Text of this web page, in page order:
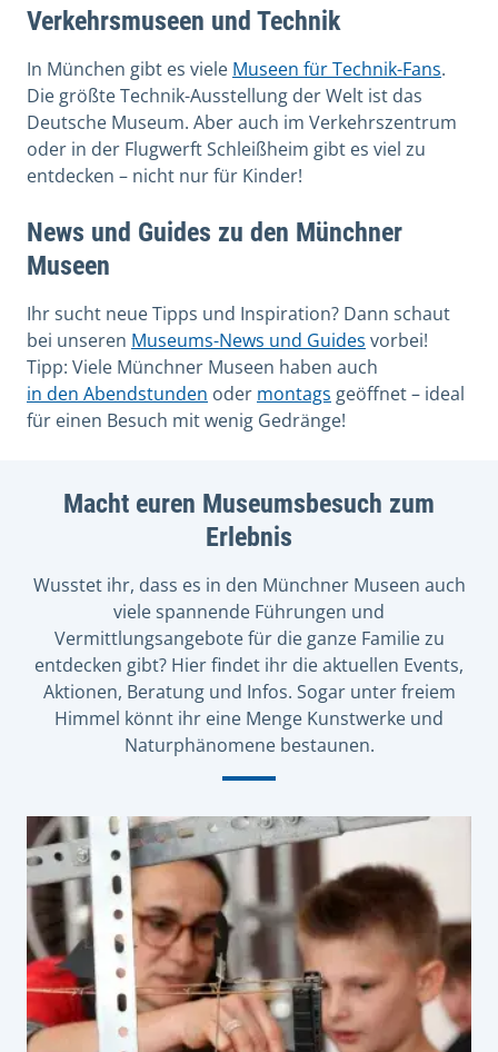
Verkehrsmuseen und Technik
In München gibt es viele Museen für Technik-Fans.
Die größte Technik-Ausstellung der Welt ist das
Deutsche Museum. Aber auch im Verkehrszentrum
oder in der Flugwerft Schleißheim gibt es viel zu
entdecken – nicht nur für Kinder!
News und Guides zu den Münchner
Museen
Ihr sucht neue Tipps und Inspiration? Dann schaut
bei unseren Museums-News und Guides vorbei!
Tipp: Viele Münchner Museen haben auch
in den Abendstunden oder montags geöffnet – ideal
für einen Besuch mit wenig Gedränge!
Macht euren Museumsbesuch zum
Erlebnis
Wusstet ihr, dass es in den Münchner Museen auch
viele spannende Führungen und
Vermittlungsangebote für die ganze Familie zu
entdecken gibt? Hier findet ihr die aktuellen Events,
Aktionen, Beratung und Infos. Sogar unter freiem
Himmel könnt ihr eine Menge Kunstwerke und
Naturphänomene bestaunen.